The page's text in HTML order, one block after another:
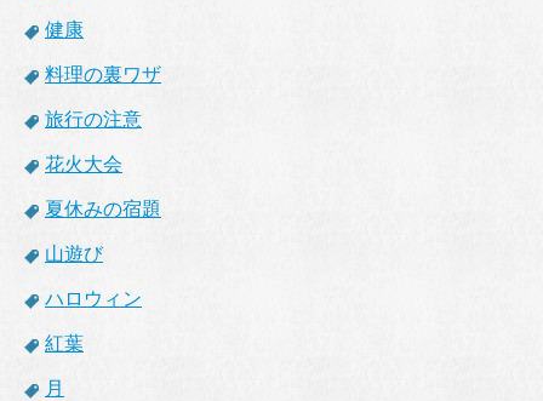
健康
料理の裏ワザ
旅行の注意
花火大会
夏休みの宿題
山遊び
ハロウィン
紅葉
月